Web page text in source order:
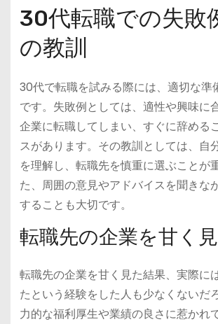
30代転職での失敗
の教訓
30代で転職を試みる際には、適切な準
です。失敗例としては、適性や興味に
企業に転職してしまい、すぐに辞める
スがあります。その教訓としては、自
を理解し、転職先を慎重に選ぶことが
た、周囲の意見やアドバイスを聞きな
することも大切です。
転職先の企業を甘く
転職先の企業を甘く見た結果、実際に
たという経験をした人も少なくないだ
力的な福利厚生や業績の良さに惹かれ